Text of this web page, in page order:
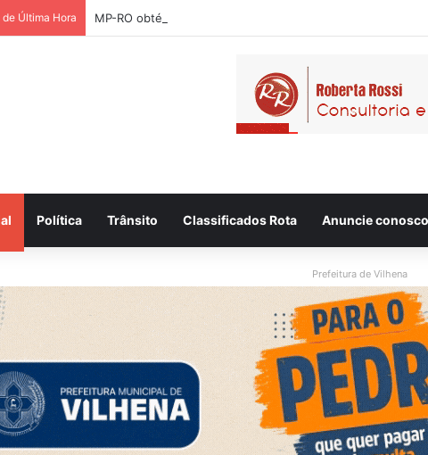
Última Hora
Política Trânsito Classificados Rota Anuncie conosco
Prefeitura de Vilhena